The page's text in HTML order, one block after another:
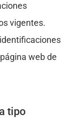
vigentes.
web de
tipo